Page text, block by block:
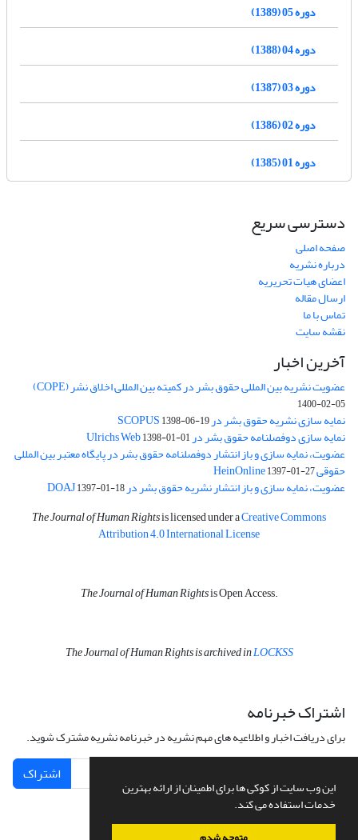
این وب سایت از کوکی ها برای اطمینان از ارائه بهترین
خدمات استفاده می کند.
دوره 05 (1389)
دوره 04 (1388)
دوره 03 (1387)
دوره 02 (1386)
دوره 01 (1385)
دسترسی سریع
صفحه اصلی
درباره نشریه
اعضای هیات تحریریه
ارسال مقاله
تماس با ما
نقشه سایت
آخرین اخبار
عضویت نشریه بین المللی حقوق بشر در کمیته بین المللی اخلاق نشر (COPE)
1400-02-05
نمایه سازی نشریه حقوق بشر در SCOPUS1398-06-19
نمایه سازی دوفصلنامه حقوق بشر در Ulrichs Web1398-01-01
عضویت، نمایه سازی و باز انتشار دوفصلنامه حقوق بشر در پایگاه معتبر بین المللی
حقوقی HeinOnline1397-01-27
عضویت، نمایه سازی و باز انتشار نشریه حقوق بشر در DOAJ1397-01-18
The Journal of Human Rightsis licensed under aCreative Commons
Attribution 4.0 International License
The Journal of Human Rightsis Open Access.
The Journal of Human Rights is archived inLOCKSS
اشتراک خبرنامه
برای دریافت اخبار و اطلاعیه های مهم نشریه در خبرنامه نشریه مشترک شوید.
اشتراک